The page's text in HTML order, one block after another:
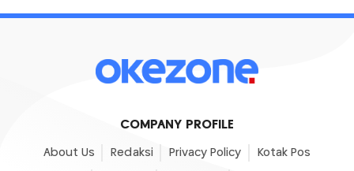
COMPANY PROFILE
About Us Redaksi Privacy Policy Kotak Pos